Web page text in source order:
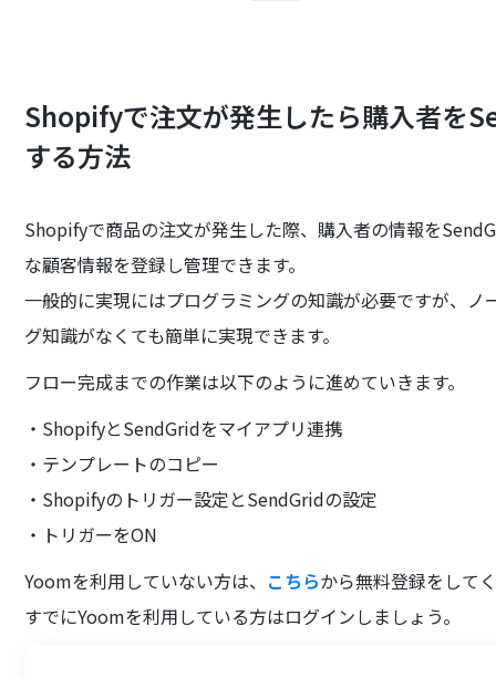
Shopifyで注文が発生したら購入者を
する方法
Shopifyで商品の注文が発生した際、購入者の情報を
な顧客情報を登録し管理できます。
一般的に実現にはプログラミングの知識が必要ですが、
グ知識がなくても簡単に実現できます。
フロー完成までの作業は以下のように進めていきます。
・ShopifyとSendGridをマイアプリ連携
・テンプレートのコピー
・Shopifyのトリガー設定とSendGridの設定
・トリガーをON
Yoomを利用していない方は、 こちらから無料登録をして
すでにYoomを利用している方はログインしましょう。